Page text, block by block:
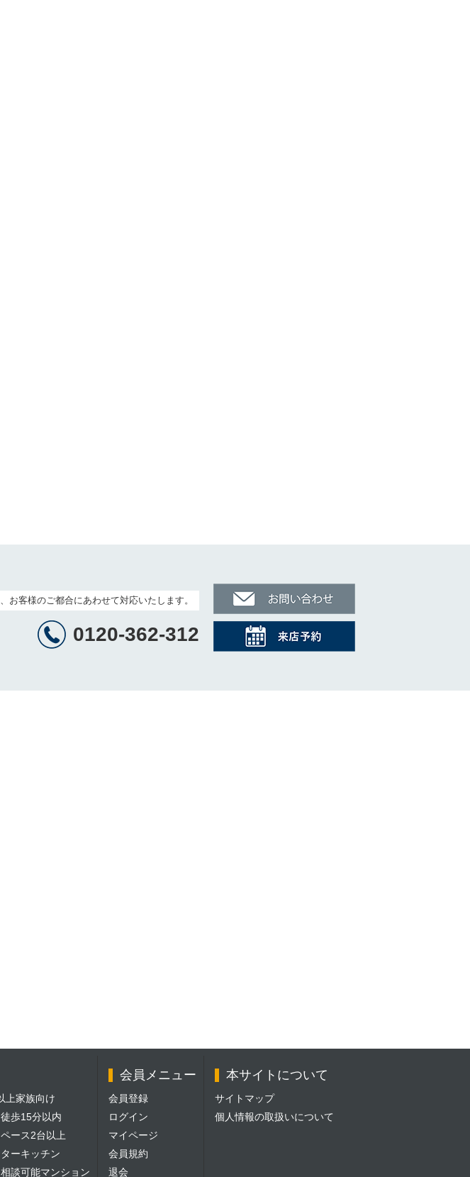
お客様のご都合にあわせて対応いたします。
0120-362-312
上家族向け
歩15分以内
ース2台以上
ーキッチン
談可能マンション
会員メニュー
会員登録
ログイン
マイページ
会員規約
退会
本サイトについて
サイトマップ
個人情報の取扱いについて